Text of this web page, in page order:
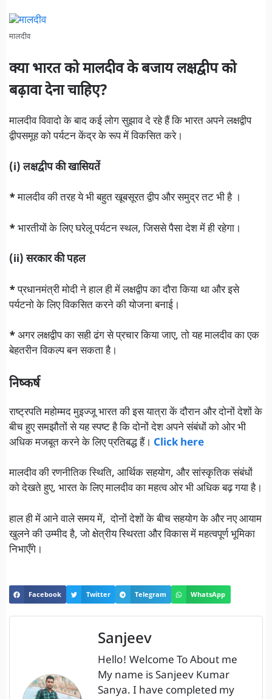
मालदीव
क्या भारत को मालदीव के बजाय लक्षद्वीप को
बढ़ावा देना चाहिए?
मालदीव विवादो के बाद कई लोग सुझाव दे रहे हैं कि भारत अपने लक्षद्वीप
द्वीपसमूह को पर्यटन केंद्र के रूप में विकसित करे।
(i) लक्षद्वीप की खासियतें
*मालदीव की तरह ये भी बहुत खूबसूरत द्वीप और समुद्र तट भी है ।
*भारतीयों के लिए घरेलू पर्यटन स्थल, जिससे पैसा देश में ही रहेगा।
(ii) सरकार की पहल
*प्रधानमंत्री मोदी ने हाल ही में लक्षद्वीप का दौरा किया था और इसे
पर्यटनो के लिए विकसित करने की योजना बनाई।
*अगर लक्षद्वीप का सही ढंग से प्रचार किया जाए, तो यह मालदीव का एक
बेहतरीन विकल्प बन सकता है।
निष्कर्ष
राष्ट्रपति महोम्मद मुइज्जू भारत की इस यात्रा कें दौरान और दोनों देशों के
बीच हुए समझौतों से यह स्पष्ट है कि दोनों देश अपने संबंधों को ओर भी
अधिक मजबूत करने के लिए प्रतिबद्ध हैं। Click here
मालदीव की रणनीतिक स्थिति, आर्थिक सहयोग, और सांस्कृतिक संबंधों
को देखते हुए, भारत के लिए मालदीव का महत्व ओर भी अधिक बढ़ गया है।
हाल ही में आने वाले समय में, दोनों देशों के बीच सहयोग के और नए आयाम
खुलने की उम्मीद है, जो क्षेत्रीय स्थिरता और विकास में महत्वपूर्ण भूमिका
निभाएँगे।
Facebook Twitter Telegram WhatsApp
Sanjeev
Hello! Welcome To About me
My name is Sanjeev Kumar
Sanya. I have completed my